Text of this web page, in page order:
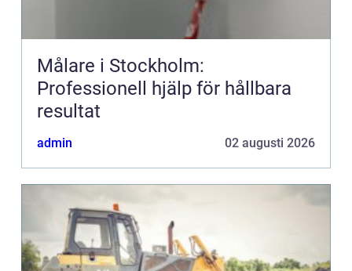
Målare i Stockholm:
Professionell hjälp för hållbara
resultat
admin 02 augusti 2026